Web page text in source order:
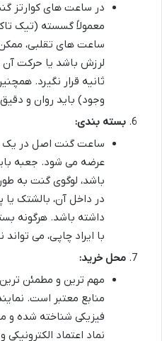
در ساعت های کوارتز
معمولاً گسسته (تیک
ساعت های تقلبی،
لرزش باشد یا حرکت آن
ثانیه قرار نگیرد.
وجود) باید روان و
بسته بندی:
ساعت گنت اصل در یک
عرضه می شود. جعبه
باشد، لوگوی گنت به
در داخل آن، بالشتک
داشته باشد. هرگونه
با ایراد چاپی، می
محل خرید:
مهم ترین و مطمئن ترین
منابع معتبر است.
فیزیکی شناخته شده و
نماد اعتماد